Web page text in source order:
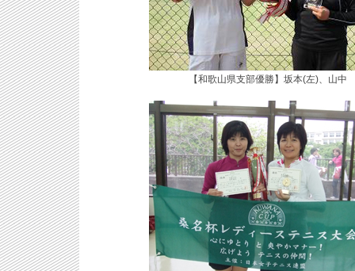
【和歌山県支部優勝】坂本(左)、山中